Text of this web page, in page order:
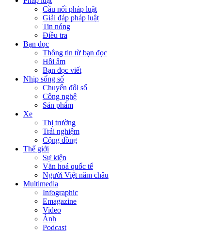
Cầu nối pháp luật
Giải đáp pháp luật
Tin nóng
Điều tra
Bạn đọc
Thông tin từ bạn đọc
Hồi âm
Bạn đọc viết
Nhịp sống số
Chuyển đổi số
Công nghệ
Sản phẩm
Xe
Thị trường
Trải nghiệm
Cộng đồng
Thế giới
Sự kiện
Văn hoá quốc tế
Người Việt năm châu
Multimedia
Infographic
Emagazine
Video
Ảnh
Podcast